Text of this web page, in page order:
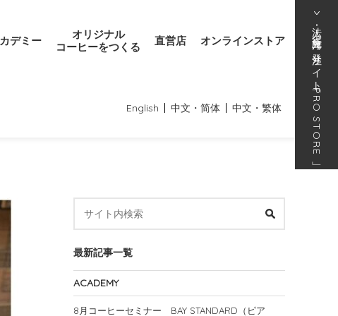
デミー
オリジナル
コーヒーをつくる
直営店 オンラインストア
English 中文・简体 中文・繁体
法人･得意先向け発注サイト
PRO STORE
最新記事一覧
ACADEMY
8月コーヒーセミナー BAY STANDARD（ピア